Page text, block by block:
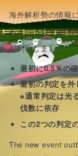
海外解析勢の情報
色違いの最大確率
が判明しました。
最初に0.5％の
最初の判定を
※通常判定は光
伐数に依存
この2つの判定
The new event